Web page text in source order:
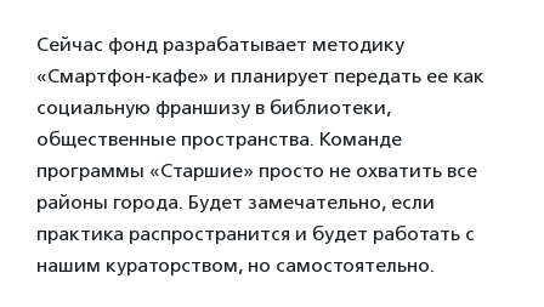
Сейчас фонд разрабатывает методику
«Смартфон-кафе» и планирует передать ее как
социальную франшизу в библиотеки,
общественные пространства. Команде
программы «Старшие» просто не охватить все
районы города. Будет замечательно, если
практика распространится и будет работать с
нашим кураторством, но самостоятельно.